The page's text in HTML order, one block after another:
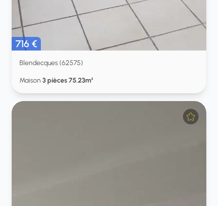
716 €
Blendecques (62575)
Maison 3 pièces 75.23m²